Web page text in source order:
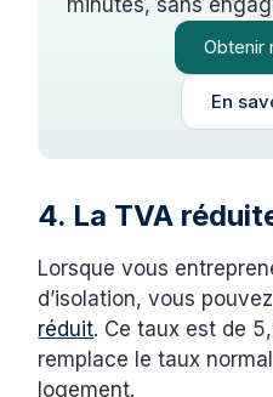
minutes, sans
Obtenir
En
4. La TVA
Lorsque vous
d’isolation, vous
réduit. Ce taux est de
remplace le taux
logement.